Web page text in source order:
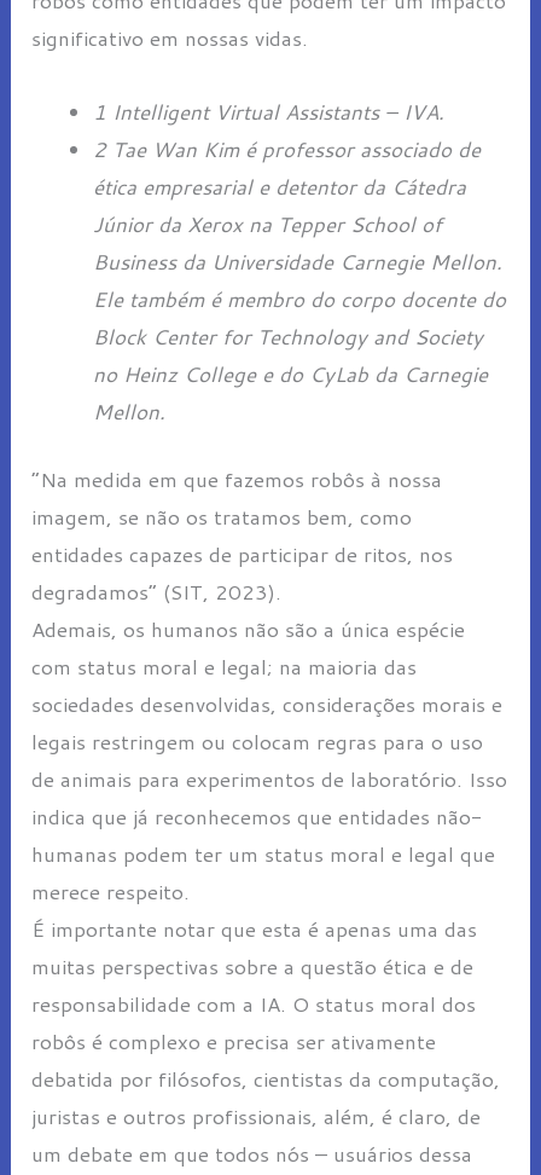
significativo em nossas vidas.
1 Intelligent Virtual Assistants – IVA.
2 Tae Wan Kim é professor associado de
ética empresarial e detentor da Cátedra
Júnior da Xerox na Tepper School of
Business da Universidade Carnegie Mellon.
Ele também é membro do corpo docente do
Block Center for Technology and Society
no Heinz College e do CyLab da Carnegie
Mellon.
“Na medida em que fazemos robôs à nossa
imagem, se não os tratamos bem, como
entidades capazes de participar de ritos, nos
degradamos” (SIT, 2023).
Ademais, os humanos não são a única espécie
com status moral e legal; na maioria das
sociedades desenvolvidas, considerações morais e
legais restringem ou colocam regras para o uso
de animais para experimentos de laboratório. Isso
indica que já reconhecemos que entidades não-
humanas podem ter um status moral e legal que
merece respeito.
É importante notar que esta é apenas uma das
muitas perspectivas sobre a questão ética e de
responsabilidade com a IA. O status moral dos
robôs é complexo e precisa ser ativamente
debatida por filósofos, cientistas da computação,
juristas e outros profissionais, além, é claro, de
um debate em que todos nós – usuários dessa